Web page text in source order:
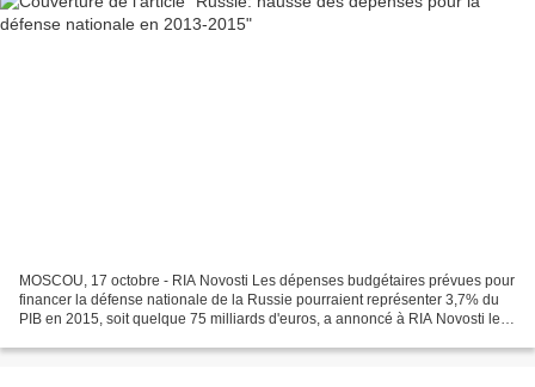
MOSCOU, 17 octobre - RIA Novosti Les dépenses budgétaires prévues pour
financer la défense nationale de la Russie pourraient représenter 3,7% du
PIB en 2015, soit quelque 75 milliards d'euros, a annoncé à RIA Novosti le